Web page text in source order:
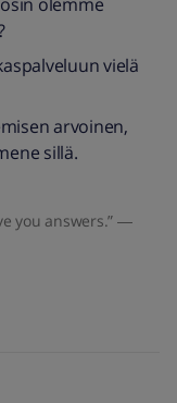
vielä
arvoinen,
sillä.
you answers.” ―